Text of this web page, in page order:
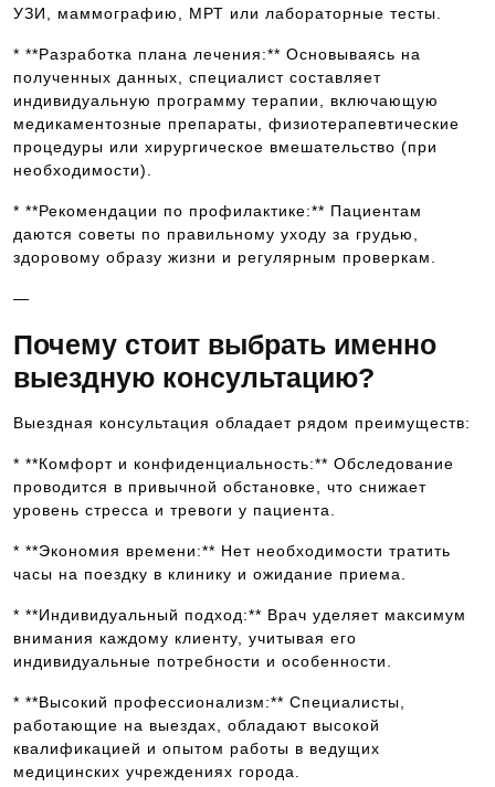
УЗИ, маммографию, МРТ или лабораторные тесты.
* **Разработка плана лечения:** Основываясь на
полученных данных, специалист составляет
индивидуальную программу терапии, включающую
медикаментозные препараты, физиотерапевтические
процедуры или хирургическое вмешательство (при
необходимости).
* **Рекомендации по профилактике:** Пациентам
даются советы по правильному уходу за грудью,
здоровому образу жизни и регулярным проверкам.
—
Почему стоит выбрать именно
выездную консультацию?
Выездная консультация обладает рядом преимуществ:
* **Комфорт и конфиденциальность:** Обследование
проводится в привычной обстановке, что снижает
уровень стресса и тревоги у пациента.
* **Экономия времени:** Нет необходимости тратить
часы на поездку в клинику и ожидание приема.
* **Индивидуальный подход:** Врач уделяет максимум
внимания каждому клиенту, учитывая его
индивидуальные потребности и особенности.
* **Высокий профессионализм:** Специалисты,
работающие на выездах, обладают высокой
квалификацией и опытом работы в ведущих
медицинских учреждениях города.